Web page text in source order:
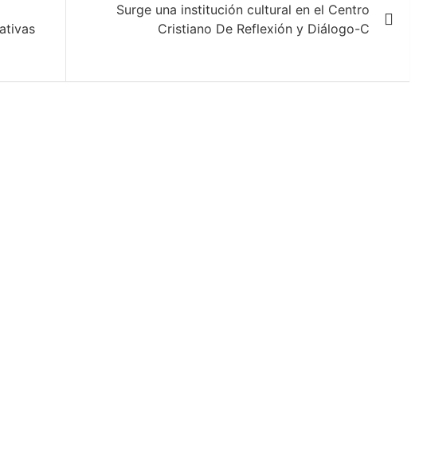
Surge una institución cultural en el Centro
Cristiano De Reflexión y Diálogo-C